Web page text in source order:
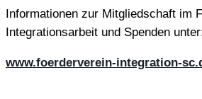
Informationen zur Mitgliedschaft im
Integrationsarbeit und Spenden
www.foerderverein-integration-